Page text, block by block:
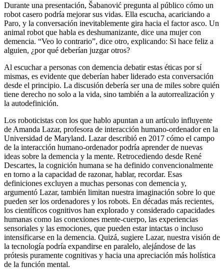
Durante una presentación, Šabanović pregunta al público cómo un
robot casero podría mejorar sus vidas. Ella escucha, acariciando a
Paro, y la conversación inevitablemente gira hacia el factor asco. Un
animal robot que habla es deshumanizante, dice una mujer con
demencia. “Veo lo contrario”, dice otro, explicando: Si hace feliz a
alguien, ¿por qué deberían juzgar otros?
Al escuchar a personas con demencia debatir estas éticas por sí
mismas, es evidente que deberían haber liderado esta conversación
desde el principio. La discusión debería ser una de miles sobre quién
tiene derecho no solo a la vida, sino también a la autorrealización y
la autodefinición.
Los roboticistas con los que hablo apuntan a un artículo influyente
de Amanda Lazar, profesora de interacción humano-ordenador en la
Universidad de Maryland. Lazar describió en 2017 cómo el campo
de la interacción humano-ordenador podría aprender de nuevas
ideas sobre la demencia y la mente. Retrocediendo desde René
Descartes, la cognición humana se ha definido convencionalmente
en torno a la capacidad de razonar, hablar, recordar. Esas
definiciones excluyen a muchas personas con demencia y,
argumentó Lazar, también limitan nuestra imaginación sobre lo que
pueden ser los ordenadores y los robots. En décadas más recientes,
los científicos cognitivos han explorado y considerado capacidades
humanas como las conexiones mente-cuerpo, las experiencias
sensoriales y las emociones, que pueden estar intactas o incluso
intensificarse en la demencia. Quizá, sugiere Lazar, nuestra visión de
la tecnología podría expandirse en paralelo, alejándose de las
prótesis puramente cognitivas y hacia una apreciación más holística
de la función mental.